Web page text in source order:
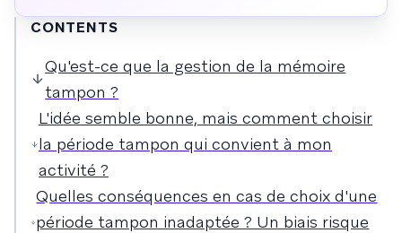
moins efficace.
CONTENTS
Qu'est-ce que la gestion de la mémoire
tampon ?
L'idée semble bonne, mais comment choisir
la période tampon qui convient à mon
activité ?
Quelles conséquences en cas de choix d'une
période tampon inadaptée ? Un biais risque